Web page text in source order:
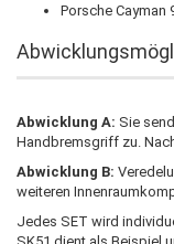
Porsche Cayman
Abwicklung A: Sie
Handbremsgriff zu.
Abwicklung B:
weiteren
Jedes SET wird